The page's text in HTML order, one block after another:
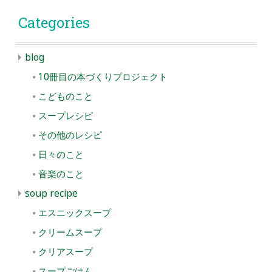
Categories
blog
10冊目の本づくりプロジェクト
こどものこと
スープレシピ
その他のレシピ
日々のこと
音楽のこと
soup recipe
エスニックスープ
クリームスープ
クリアスープ